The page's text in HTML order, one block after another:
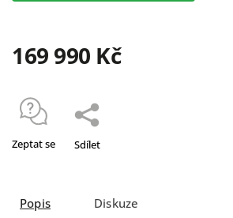
169 990 Kč
Zeptat se Sdílet
Popis Diskuze